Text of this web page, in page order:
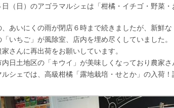
日（日）のアゴラマルシェは「柑橘・イチゴ・野菜
、あいにくの雨が閉店６時まで続きましたが、新鮮
「いちご」が風除室、店内を埋め尽くしていました
さんに再出荷をお願いしています。
内日土地区の「キウイ」が美味しくなっており農家
ルシェでは、高級柑橘「露地栽培・せとか」の入荷